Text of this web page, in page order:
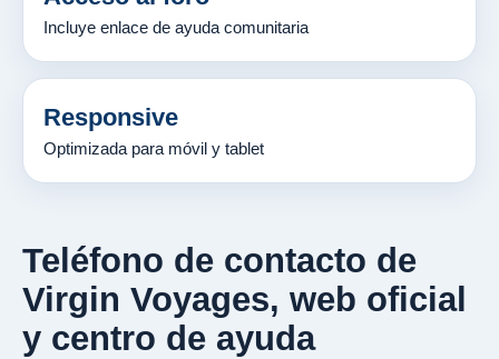
Incluye enlace de ayuda comunitaria
Responsive
Optimizada para móvil y tablet
Teléfono de contacto de
Virgin Voyages, web oficial
y centro de ayuda